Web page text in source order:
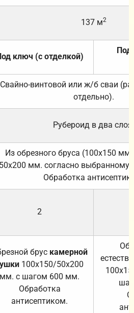
137 м2
ключ (с отделкой)
Под
Свайно-винтовой или ж/б сваи
отдельно).
Рубероид в два слоя.
Из обрезного бруса (100х150
мм. согласно выбранному
Обработка
2
брус камерной
100х150/50х200
мм. с шагом 600 мм.
Обработка
антисептиком.